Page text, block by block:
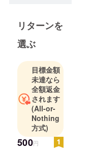
年 卒業
株式会社ハ
シモト
(Hashy) 企
画開発部デ
ザイナー
今回卒業制
作の
「Goo+ing」
を記載して
いただくこ
リターンを
選ぶ
目標金額
未達なら
全額返金
されます
(All-or-
Nothing
方式)
500円